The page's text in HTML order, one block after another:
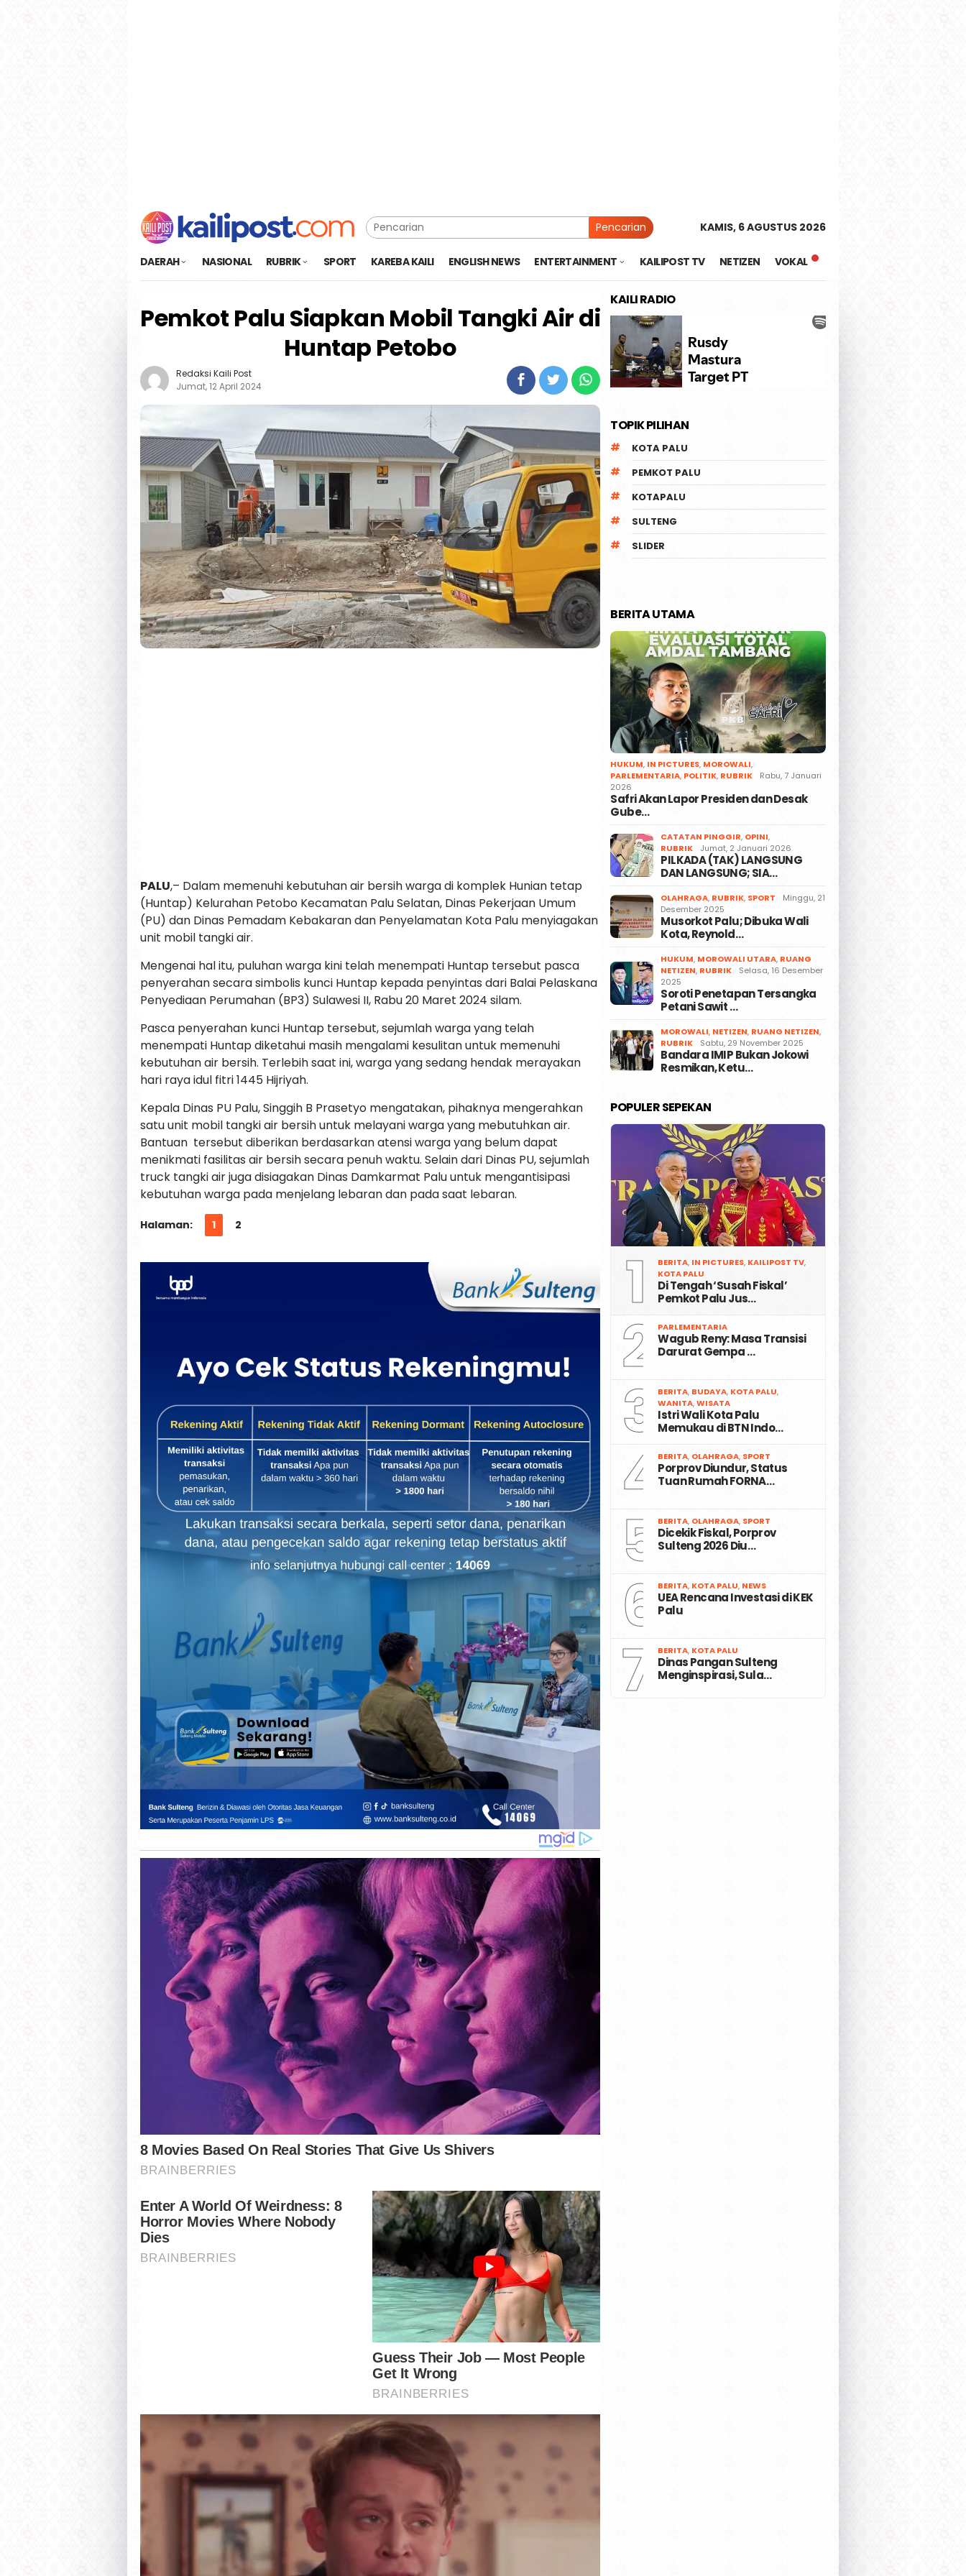
Pencarian KAMIS, 6 AGUSTUS 2026
DAERAH NASIONAL RUBRIK SPORT KAREBA KAILI ENGLISH NEWS ENTERTAINMENT KAILIPOST TV NETIZEN VOKAL
Pemkot Palu Siapkan Mobil Tangki Air di
Huntap Petobo
Redaksi Kaili Post
Jumat, 12 April 2024
PALU,– Dalam memenuhi kebutuhan air bersih warga di komplek Hunian tetap
(Huntap) Kelurahan Petobo Kecamatan Palu Selatan, Dinas Pekerjaan Umum
(PU) dan Dinas Pemadam Kebakaran dan Penyelamatan Kota Palu menyiagakan
unit mobil tangki air.
Mengenai hal itu, puluhan warga kini telah menempati Huntap tersebut pasca
penyerahan secara simbolis kunci Huntap kepada penyintas dari Balai Pelaskana
Penyediaan Perumahan (BP3) Sulawesi II, Rabu 20 Maret 2024 silam.
Pasca penyerahan kunci Huntap tersebut, sejumlah warga yang telah
menempati Huntap diketahui masih mengalami kesulitan untuk memenuhi
kebutuhan air bersih. Terlebih saat ini, warga yang sedang hendak merayakan
hari raya idul fitri 1445 Hijriyah.
Kepala Dinas PU Palu, Singgih B Prasetyo mengatakan, pihaknya mengerahkan
satu unit mobil tangki air bersih untuk melayani warga yang mebutuhkan air.
Bantuan tersebut diberikan berdasarkan atensi warga yang belum dapat
menikmati fasilitas air bersih secara penuh waktu. Selain dari Dinas PU, sejumlah
truck tangki air juga disiagakan Dinas Damkarmat Palu untuk mengantisipasi
kebutuhan warga pada menjelang lebaran dan pada saat lebaran.
Halaman: 1 2
KAILI RADIO
TOPIK PILIHAN
KOTA PALU
PEMKOT PALU
KOTAPALU
SULTENG
SLIDER
BERITA UTAMA
HUKUM, IN PICTURES, MOROWALI,
PARLEMENTARIA, POLITIK, RUBRIK
Rabu, 7 Januari
2026
Safri Akan Lapor Presiden dan Desak
Gube…
CATATAN PINGGIR, OPINI,
RUBRIK
Jumat, 2 Januari 2026
PILKADA (TAK) LANGSUNG
DAN LANGSUNG; SIA…
OLAHRAGA, RUBRIK, SPORT
Minggu, 21
Desember 2025
Musorkot Palu; Dibuka Wali
Kota, Reynold…
HUKUM, MOROWALI UTARA, RUANG
NETIZEN, RUBRIK
Selasa, 16 Desember
2025
Soroti Penetapan Tersangka
Petani Sawit …
MOROWALI, NETIZEN, RUANG NETIZEN,
RUBRIK
Sabtu, 29 November 2025
Bandara IMIP Bukan Jokowi
Resmikan, Ketu…
POPULER SEPEKAN
1 BERITA, IN PICTURES, KAILIPOST TV,
KOTA PALU
Di Tengah ‘Susah Fiskal’
Pemkot Palu Jus…
2 PARLEMENTARIA
Wagub Reny: Masa Transisi
Darurat Gempa …
3 BERITA, BUDAYA, KOTA PALU,
WANITA,WISATA
Istri Wali Kota Palu
Memukau di BTN Indo…
4 BERITA, OLAHRAGA, SPORT
Porprov Diundur, Status
Tuan Rumah FORNA…
5 BERITA, OLAHRAGA, SPORT
Dicekik Fiskal, Porprov
Sulteng 2026 Diu…
6 BERITA, KOTA PALU, NEWS
UEA Rencana Investasi di KEK
Palu
7 BERITA, KOTA PALU
Dinas Pangan Sulteng
Menginspirasi, Sula…